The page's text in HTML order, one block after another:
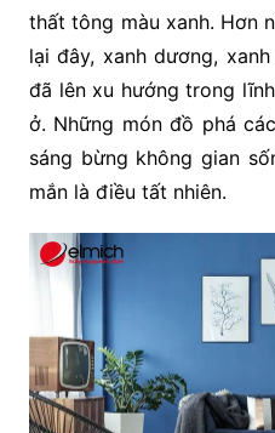
thất tông màu xanh. Hơn
lại đây, xanh dương,
đã lên xu hướng trong
ở. Những món đồ phá
sáng bừng không gian
mắn là điều tất nhiên.